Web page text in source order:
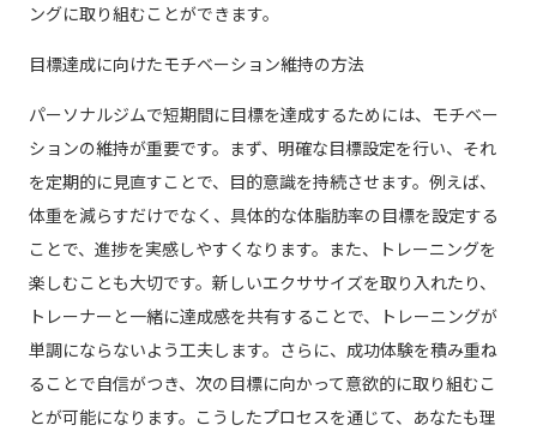
ングに取り組むことができます。
目標達成に向けたモチベーション維持の方法
パーソナルジムで短期間に目標を達成するためには、モチベー
ションの維持が重要です。まず、明確な目標設定を行い、それ
を定期的に見直すことで、目的意識を持続させます。例えば、
体重を減らすだけでなく、具体的な体脂肪率の目標を設定する
ことで、進捗を実感しやすくなります。また、トレーニングを
楽しむことも大切です。新しいエクササイズを取り入れたり、
トレーナーと一緒に達成感を共有することで、トレーニングが
単調にならないよう工夫します。さらに、成功体験を積み重ね
ることで自信がつき、次の目標に向かって意欲的に取り組むこ
とが可能になります。こうしたプロセスを通じて、あなたも理